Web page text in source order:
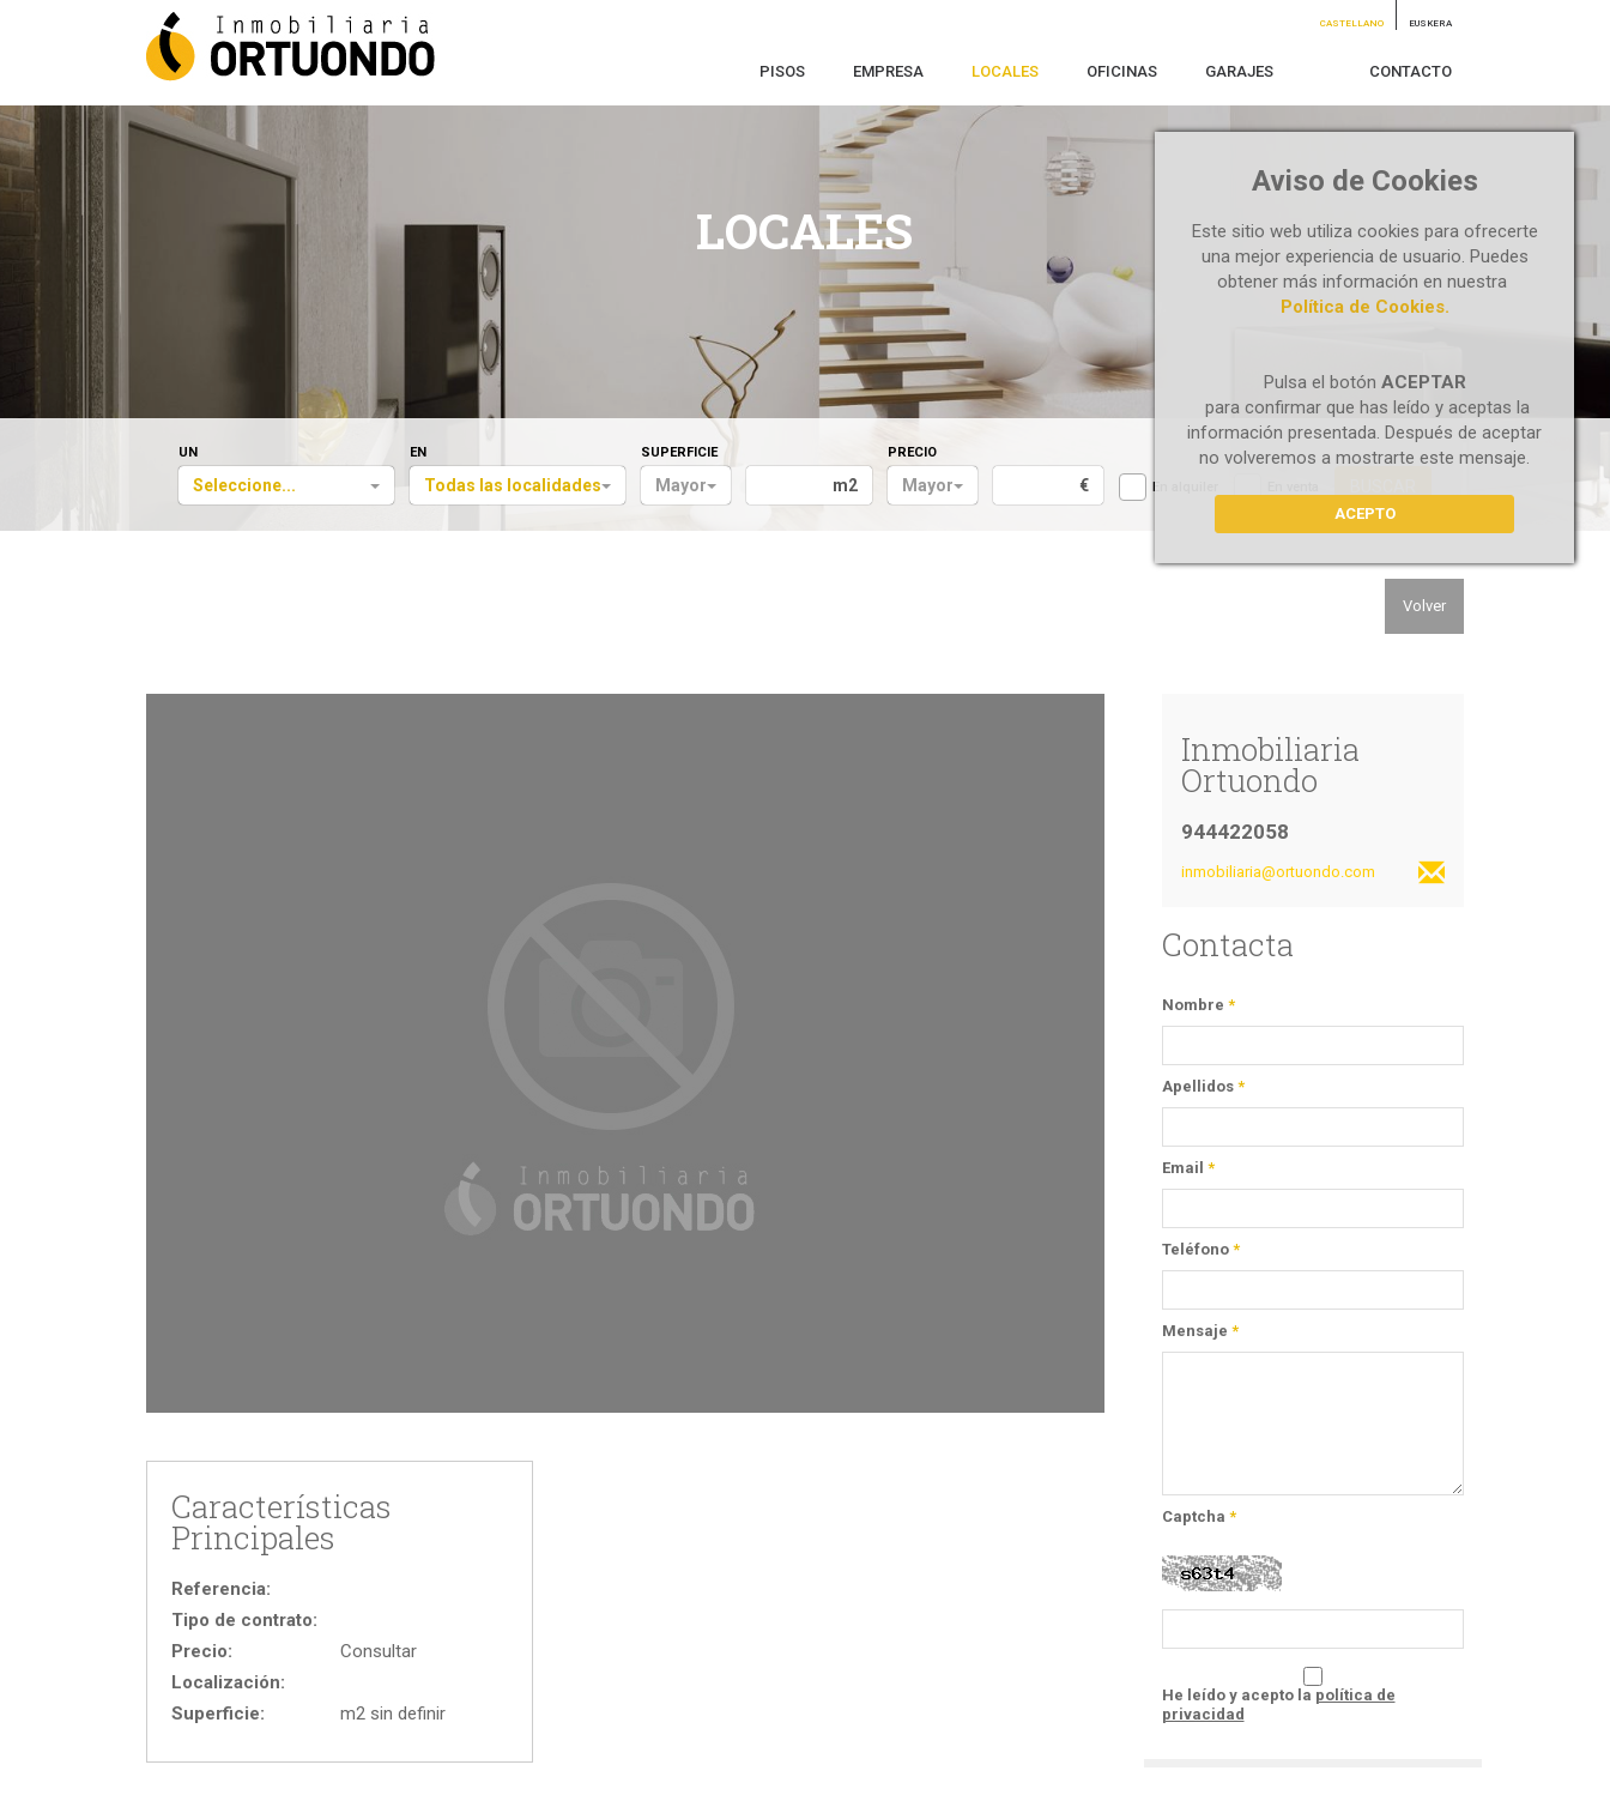
Aviso de Cookies
Este sitio web utiliza cookies para ofrecerte
una mejor experiencia de usuario. Puedes
obtener más información en nuestra
Política de Cookies.
Pulsa el botón ACEPTAR
para confirmar que has leído y aceptas la
información presentada. Después de aceptar
no volveremos a mostrarte este mensaje.
ACEPTO
CASTELLANO EUSKERA
PISOS EMPRESA LOCALES OFICINAS GARAJES CONTACTO
LOCALES
UN
Seleccione...
EN
Todas las localidades
SUPERFICIE
Mayor m2
PRECIO
Mayor € En alquiler
Volver
Características
Principales
Referencia:
Tipo de contrato:
Precio:
Consultar
Localización:
Superficie:
m2 sin definir
Inmobiliaria
Ortuondo
944422058
inmobiliaria@ortuondo.com
Contacta
Nombre *
Apellidos *
Email *
Teléfono *
Mensaje *
Captcha *
He leído y acepto la política de
privacidad